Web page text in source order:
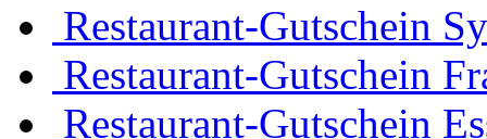
Restaurant-Gutschein
Restaurant-Gutschein
Restaurant-Gutschein